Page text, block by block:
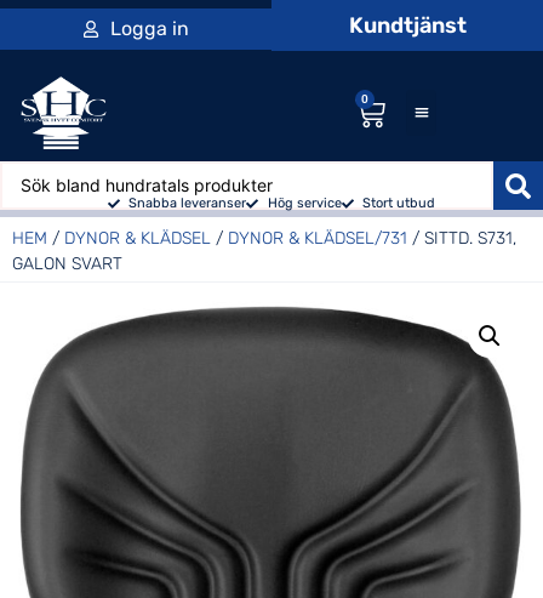
Logga in Kundtjänst
0
Snabba leveranser Hög service Stort utbud
HEM / DYNOR & KLÄDSEL / DYNOR & KLÄDSEL/731 / SITTD. S731,
GALON SVART